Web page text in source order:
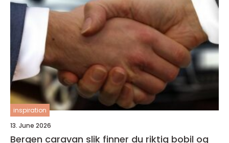
inspiration
13. June 2026
Bergen caravan slik finner du riktig bobil og